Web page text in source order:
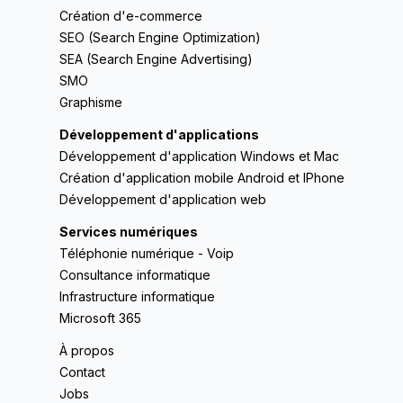
Création d'e-commerce
SEO (Search Engine Optimization)
SEA (Search Engine Advertising)
SMO
Graphisme
Développement d'applications
Développement d'application Windows et Mac
Création d'application mobile Android et IPhone
Développement d'application web
Services numériques
Téléphonie numérique - Voip
Consultance informatique
Infrastructure informatique
Microsoft 365
À propos
Contact
Jobs